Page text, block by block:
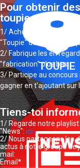
TOUPIE
Pour obtenir des
toupies
1/ Achètes-en dans la
"Toupie" de notre
2/ Fabrique les en
"fabrication" plus bas.
3/ Participe au concours
gagner en t'ajoutant sur
Tiens-toi
1/ Regarde notre
"News": ici
2/ Nous partageons les
actus à notre groupe de
mail:
Email*